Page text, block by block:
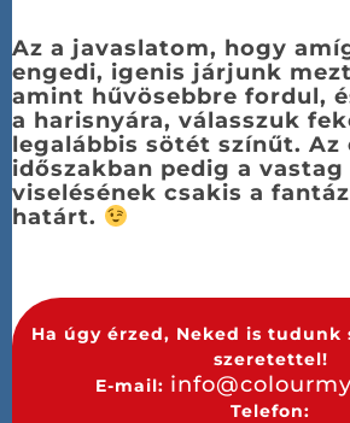
Az a javaslatom, hogy
engedi, igenis járjunk
amint hűvösebbre fordul,
a harisnyára, válasszuk
legalábbis sötét színűt. Az
időszakban pedig a
viselésének csakis a
határt.
Ha úgy érzed, Neked is
szeretettel!
E-mail:
Telefon: